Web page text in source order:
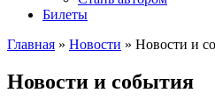
Билеты
Главная » Новости » Новости и
Новости и события